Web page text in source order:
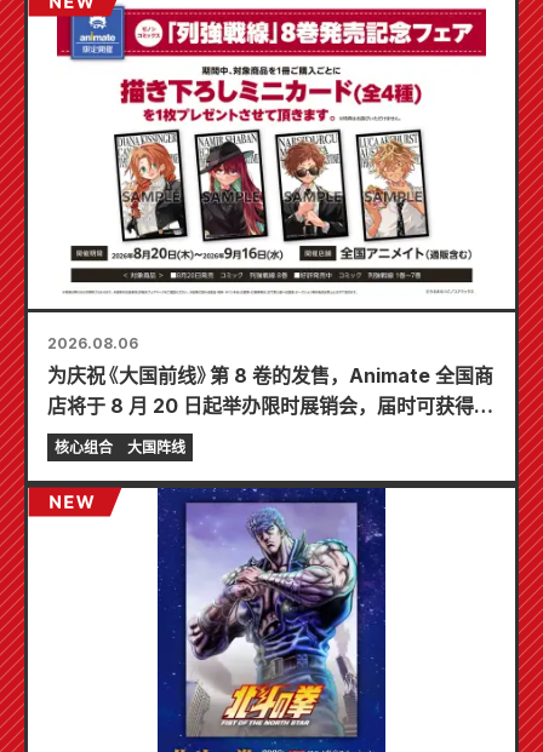
2026.08.06
为庆祝《大国前线》第 8 卷的发售，Animate 全国商
店将于 8 月 20 日起举办限时展销会，届时可获得特
制迷你卡片（共 4 种）！
核心组合 大国阵线